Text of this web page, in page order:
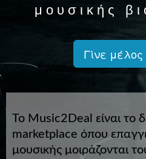
μουσικής
Γίνε
Το Music2Deal είναι το
marketplace όπου
μουσικής μοιράζονται